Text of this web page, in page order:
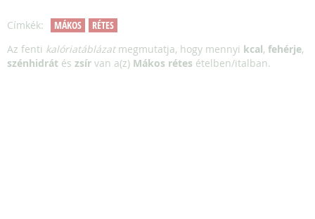
Címkék: MÁKOS
RÉTES
Az fenti kalóriatáblázatmegmutatja, hogy mennyi kcal, fehérje,
szénhidrát és zsír van a(z) Mákos rétes ételben/italban.